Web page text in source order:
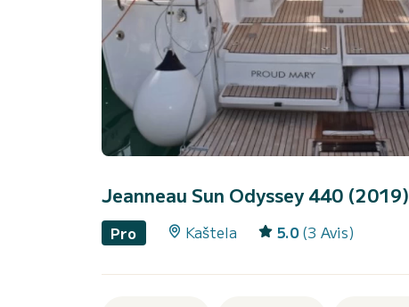
Jeanneau Sun Odyssey 440 (2019)
Pro Kaštela 5.0 (3 Avis)